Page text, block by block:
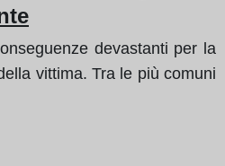
devastanti per la
vittima. Tra le più comuni